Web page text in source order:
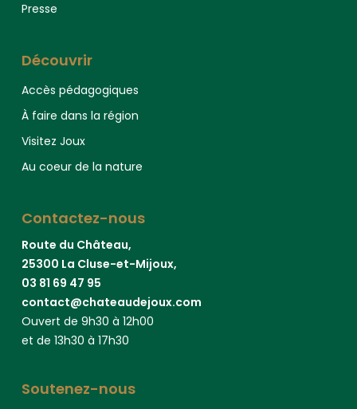
Presse
Découvrir
Accès pédagogiques
À faire dans la région
Visitez Joux
Au coeur de la nature
Contactez-nous
Route du Château,
25300 La Cluse-et-Mijoux,
03 81 69 47 95
contact@chateaudejoux.com
Ouvert de 9h30 à 12h00
et de 13h30 à 17h30
Soutenez-nous